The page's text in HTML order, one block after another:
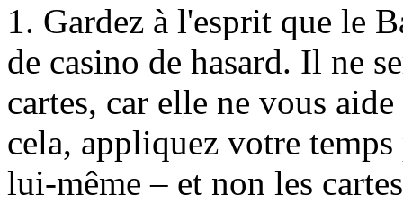
1. Gardez à l'esprit que le
de casino de hasard. Il ne
cartes, car elle ne vous
cela, appliquez votre
lui-même – et non les